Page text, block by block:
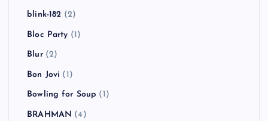
blink-182 (2)
Bloc Party (1)
Blur(2)
Bon Jovi (1)
Bowling for Soup (1)
BRAHMAN (4)